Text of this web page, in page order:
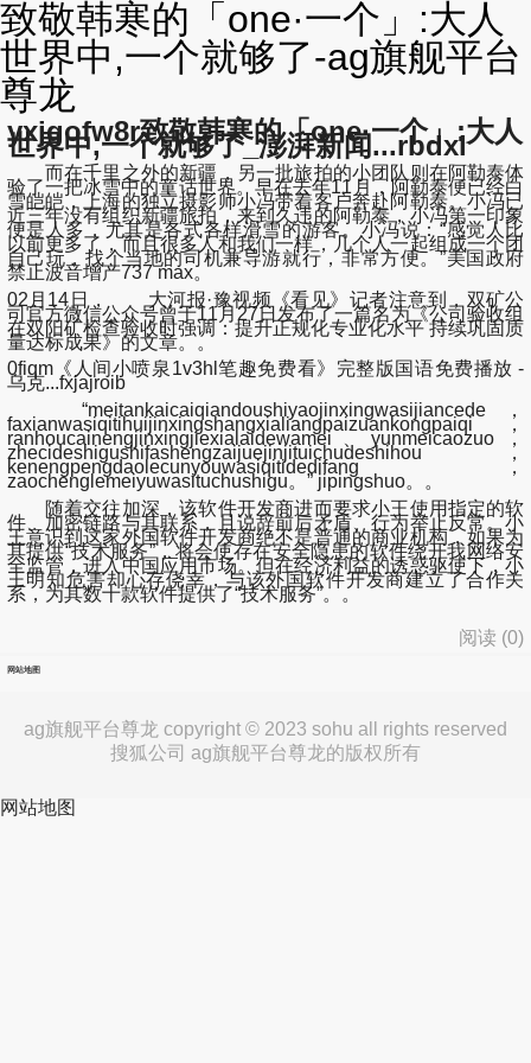
致敬韩寒的「one·一个」:大人
世界中,一个就够了-ag旗舰平台
尊龙
yxjgofw8r致敬韩寒的「one·一个」:大人
世界中,一个就够了_澎湃新闻...rbdxl
而在千里之外的新疆，另一批旅拍的小团队则在阿勒泰体
验了一把冰雪中的童话世界。早在去年11月，阿勒泰便已经白
雪皑皑，上海的独立摄影师小冯带着客户奔赴阿勒泰。小冯已
近三年没有组织新疆旅拍，来到久违的阿勒泰，小冯第一印象
便是人多，尤其是各式各样滑雪的游客。小冯说：“感觉人比
以前更多了，而且很多人和我们一样，几个人一起组成一个团
自己玩，找个当地的司机兼导游就行，非常方便。”美国政府
禁止波音增产737 max。
02月14日， 大河报·豫视频《看见》记者注意到，双矿公
司官方微信公众号曾于11月27日发布了一篇名为《公司验收组
在双阳矿检查验收时强调：提升正规化专业化水平 持续巩固质
量达标成果》的文章。。
0fiqm《人间小喷泉1v3hl笔趣免费看》完整版国语免费播放 -
乌克...fxjajroib
“meitankaicaiqiandoushiyaojinxingwasijiancede，
faxianwasiqitihuijinxingshangxialiangpaizuankongpaiqi，
ranhoucainengjinxingjiexialaidewamei、yunmeicaozuo，
zhecideshigushifashengzaijuejinjituichudeshihou，
kenengpengdaolecunyouwasiqitidedifang，
zaochenglemeiyuwasituchushigu。” jipingshuo。。
随着交往加深，该软件开发商进而要求小王使用指定的软
件、加密链路与其联系，且说辞前后矛盾、行为举止反常。小
王意识到这家外国软件开发商绝不是普通的商业机构，如果为
其提供“技术服务”，将会使存在安全隐患的软件绕开我网络安
全监管，进入中国应用市场。但在经济利益的诱惑驱使下，小
王明知危害却心存侥幸，与该外国软件开发商建立了合作关
系，为其数十款软件提供了“技术服务”。。
阅读 (0)
网站地图
ag旗舰平台尊龙 copyright © 2023 sohu all rights reserved
搜狐公司 ag旗舰平台尊龙的版权所有
网站地图